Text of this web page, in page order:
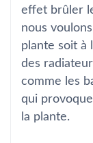
effet brûler
nous
plante soit à
des
comme les
qui
la plante.